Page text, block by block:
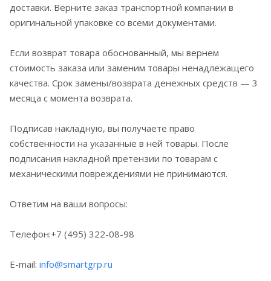
доставки. Верните заказ транспортной компании в
оригинальной упаковке со всеми документами.
Если возврат товара обоснованный, мы вернем
стоимость заказа или заменим товары ненадлежащего
качества. Срок замены/возврата денежных средств — 3
месяца с момента возврата.
Подписав накладную, вы получаете право
собственности на указанные в ней товары. После
подписания накладной претензии по товарам с
механическими повреждениями не принимаются.
Ответим на ваши вопросы:
Телефон:+7 (495) 322-08-98
E-mail: info@smartgrp.ru